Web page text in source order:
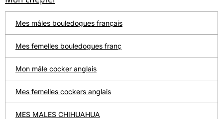
Mes mâles bouledogues français
Mes femelles bouledogues franç
Mon mâle cocker anglais
Mes femelles cockers anglais
MES MALES CHIHUAHUA